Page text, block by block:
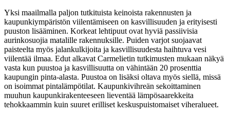
Yksi maailmalla paljon tutkituista keinoista rakennusten ja
kaupunkiympäristön viilentämiseen on kasvillisuuden ja erityisesti
puuston lisääminen. Korkeat lehtipuut ovat hyviä passiivisia
aurinkosuojia matalille rakennuksille. Puiden varjot suojaavat
paisteelta myös jalankulkijoita ja kasvillisuudesta haihtuva vesi
viilentää ilmaa. Edut alkavat Carmelietin tutkimusten mukaan näkyä
vasta kun puustoa ja kasvillisuutta on vähintään 20 prosenttia
kaupungin pinta-alasta. Puustoa on lisäksi oltava myös siellä, missä
on isoimmat pintalämpötilat. Kaupunkivihreän sekoittaminen
muuhun kaupunkirakenteeseen lieventää lämpösaarekkeita
tehokkaammin kuin suuret erilliset keskuspuistomaiset viheralueet.